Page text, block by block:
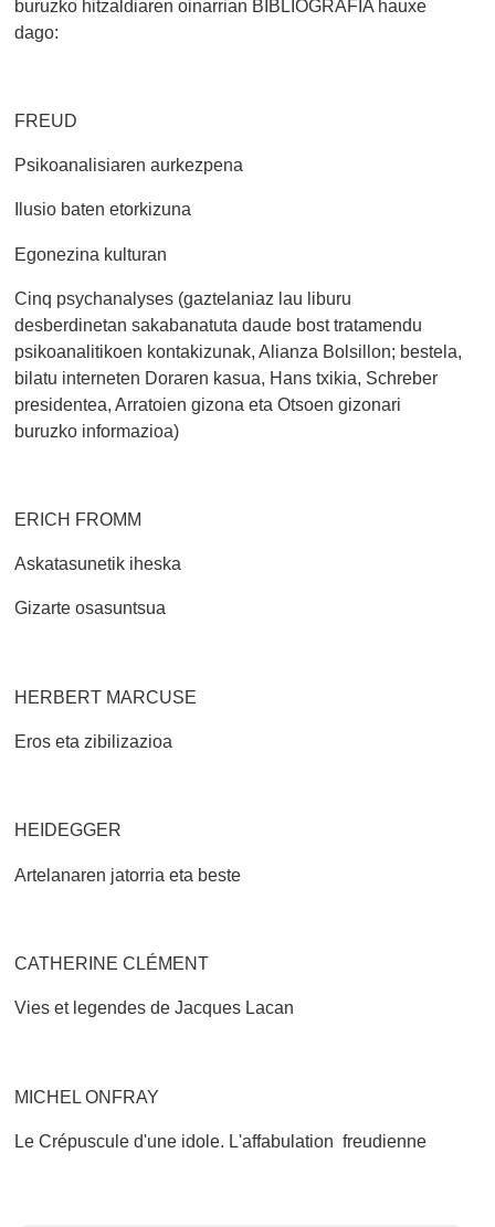
buruzko hitzaldiaren oinarrian BIBLIOGRAFIA hauxe
dago:
FREUD
Psikoanalisiaren aurkezpena
Ilusio baten etorkizuna
Egonezina kulturan
Cinq psychanalyses (gaztelaniaz lau liburu
desberdinetan sakabanatuta daude bost tratamendu
psikoanalitikoen kontakizunak, Alianza Bolsillon; bestela,
bilatu interneten Doraren kasua, Hans txikia, Schreber
presidentea, Arratoien gizona eta Otsoen gizonari
buruzko informazioa)
ERICH FROMM
Askatasunetik iheska
Gizarte osasuntsua
HERBERT MARCUSE
Eros eta zibilizazioa
HEIDEGGER
Artelanaren jatorria eta beste
CATHERINE CLÉMENT
Vies et legendes de Jacques Lacan
MICHEL ONFRAY
Le Crépuscule d'une idole. L'affabulation freudienne